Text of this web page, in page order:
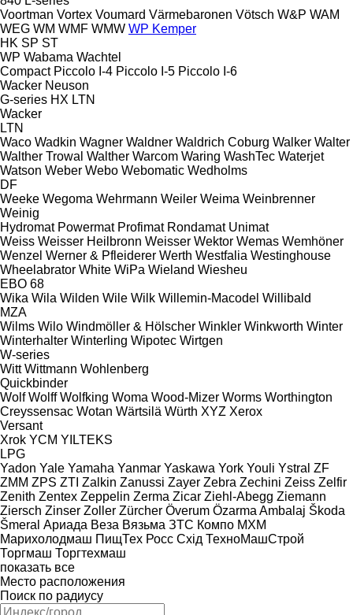
Voortman Vortex Voumard Värmebaronen Vötsch W&P WAM
WEG WM WMF WMW WP Kemper
HK SP ST
WP Wabama Wachtel
Compact Piccolo I-4 Piccolo I-5 Piccolo I-6
Wacker Neuson
G-series HX LTN
Wacker
LTN
Waco Wadkin Wagner Waldner Waldrich Coburg Walker Walter
Walther Trowal Walther Warcom Waring WashTec Waterjet
Watson Weber Webo Webomatic Wedholms
DF
Weeke Wegoma Wehrmann Weiler Weima Weinbrenner
Weinig
Hydromat Powermat Profimat Rondamat Unimat
Weiss Weisser Heilbronn Weisser Wektor Wemas Wemhöner
Wenzel Werner & Pfleiderer Werth Westfalia Westinghouse
Wheelabrator White WiPa Wieland Wiesheu
EBO 68
Wika Wila Wilden Wile Wilk Willemin-Macodel Willibald
MZA
Wilms Wilo Windmöller & Hölscher Winkler Winkworth Winter
Winterhalter Winterling Wipotec Wirtgen
W-series
Witt Wittmann Wohlenberg
Quickbinder
Wolf Wolff Wolfking Woma Wood-Mizer Worms Worthington
Creyssensac Wotan Wärtsilä Würth XYZ Xerox
Versant
Xrok YCM YILTEKS
LPG
Yadon Yale Yamaha Yanmar Yaskawa York Youli Ystral ZF
ZMM ZPS ZTI Zalkin Zanussi Zayer Zebra Zechini Zeiss Zelfir
Zenith Zentex Zeppelin Zerma Zicar Ziehl-Abegg Ziemann
Ziersch Zinser Zoller Zürcher Överum Özarma Ambalaj Škoda
Šmeral Ариада Веза Вязьма ЗТС Компо МХМ
Марихолодмаш ПищТех Росс Схід ТехноМашСтрой
Торгмаш Торгтехмаш
показать все
Место расположения
Поиск по радиусу